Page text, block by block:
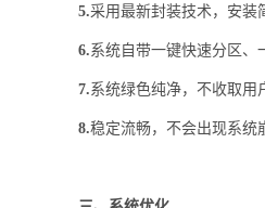
5.采用最新封装技术，安装
6.系统自带一键快速分区、
7.系统绿色纯净，不收取用
8.稳定流畅，不会出现系统